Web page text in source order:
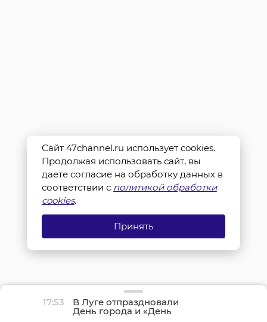
17:53 В Луге отпраздновали
День города и «День
Сайт 47channel.ru использует cookies.
Продолжая использовать сайт, вы
даете согласие на обработку данных в
соответствии с политикой обработки
cookies.
Принять